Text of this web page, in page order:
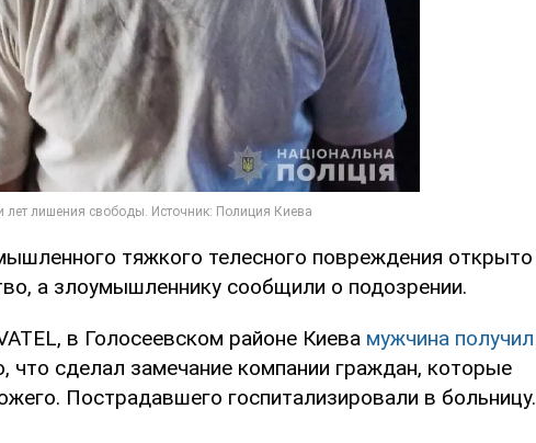
тяжкого телесного повреждения открыто
а злоумышленнику сообщили о подозрении.
в Голосеевском районе Киева мужчина получил
что сделал замечание компании граждан, которые
Пострадавшего госпитализировали в больницу.